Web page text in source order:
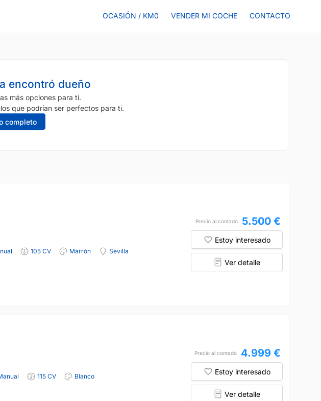
OCASIÓN / KM0 VENDER MI COCHE CONTACTO
encontró dueño
más opciones para ti.
que podrían ser perfectos para ti.
completo
105 CV Marrón
Sevilla
Precio al contado 5.500 €
Estoy interesado
Ver detalle
115 CV
Blanco
Precio al contado 4.999 €
Estoy interesado
Ver detalle